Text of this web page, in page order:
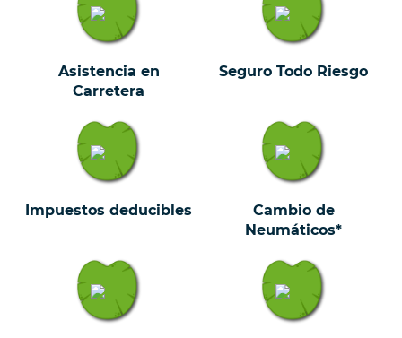
Asistencia en
Carretera
Seguro Todo Riesgo
Impuestos deducibles
Cambio de
Neumáticos*